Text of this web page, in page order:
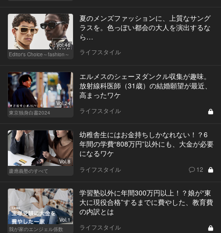
Vol.46
Editor's Choice～fashion～
夏のメンズファッションに、上質なサング
ラスを。色っぽい都会の大人を演出するな
ら…
ライフスタイル
Vol.24
東京独身白書2024
エルメスのシェーヌダンクル収集が趣味。
放射線科医師（31歳）の結婚願望が最近、
高まったワケ
ライフスタイル
Vol.8
慶應義塾のすべて
幼稚舎生にはお金持ちしかなれない！？6
年間の学費“808万円”以外にも、大金が必要
になるワケ
ライフスタイル 12
Vol.1
我が家のエンジェル係数
学習塾以外に年間300万円以上！？娘が“東
大に現役合格”するまでに費やした、教育費
の内訳とは
ライフスタイル